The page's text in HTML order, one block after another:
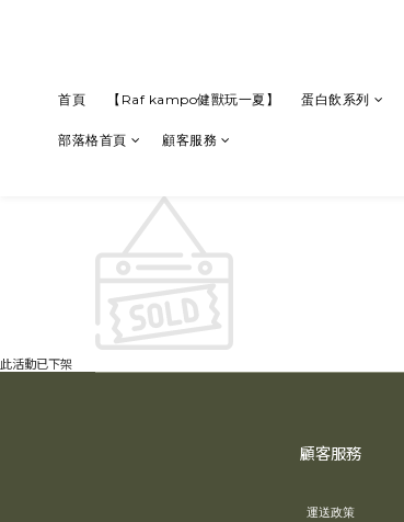
首頁 【Raf kampo健獸玩一夏】 蛋白飲系列
部落格首頁 顧客服務
此活動已下架
顧客服務
運送政策